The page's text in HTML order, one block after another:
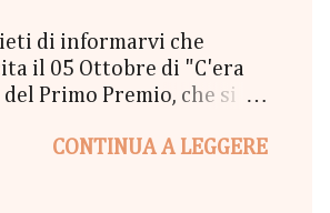
di informarvi che
il 05 Ottobre di "C'era
Primo Premio, che si
Messaggio in bottiglia
CONTINUA A LEGGERE